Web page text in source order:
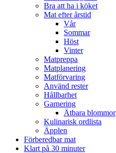
Bra att ha i köket
Mat efter årstid
Vår
Sommar
Höst
Vinter
Matpreppa
Matplanering
Matförvaring
Använd rester
Hållbarhet
Garnering
Ätbara blommor
Kulinarisk ordlista
Äpplen
Förberedbar mat
Klart på 30 minuter